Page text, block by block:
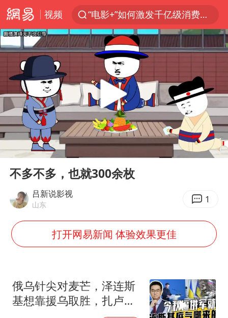
视频
“电影+”如何激发千亿级消费新活力？
台风白海豚已进入24小时警戒线
全球首个长时储能一体化产业园量产
中巨芯：上半年归母净利润1405.77万元
四川宜宾市高县4.9级地震致1人死亡
中国女篮70-67险胜尼日利亚女篮
名创优品回应女子吐槽内裤质量差
百花奖开幕式
国防部：坚决反制任何闹海挑衅图谋
美股存储板块集体大跌
胡彦斌获《歌手2026》歌王
Play
00:00 01:44
不多不多，也就300余枚
吕新说影视
山东 1
打开网易新闻 体验效果更佳
俄乌针尖对麦芒，泽连斯
基想靠援乌取胜，扎卢日